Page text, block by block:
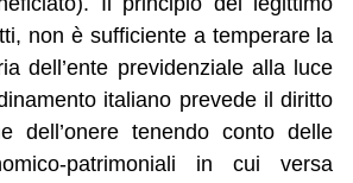
non è sufficiente a temperare la
dell’ente previdenziale alla luce
italiano prevede il diritto
dell’onere tenendo conto delle
patrimoniali in cui versa